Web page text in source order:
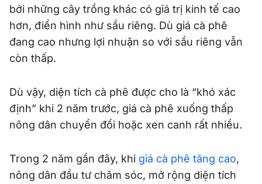
bởi những cây trồng khác có giá trị kinh tế cao
hơn, điển hình như sầu riêng. Dù giá cà phê
đang cao nhưng lợi nhuận so với sầu riêng vẫn
còn thấp.
Dù vậy, diện tích cà phê được cho là “khó xác
định” khi 2 năm trước, giá cà phê xuống thấp
nông dân chuyển đổi hoặc xen canh rất nhiều.
Trong 2 năm gần đây, khi giá cà phê tăng cao,
nông dân đầu tư chăm sóc, mở rộng diện tích